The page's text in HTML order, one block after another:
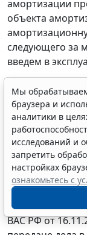
амортизации
объекта
следующего за
введем в
Также положения
эксплуатации
средств.
Указанная
практикой, в
ФАС
13.07.2010 по
ВАС РФ от
Мы
браузера и
аналитики в
исследований и
запретить
настройках
ознакомьтесь с